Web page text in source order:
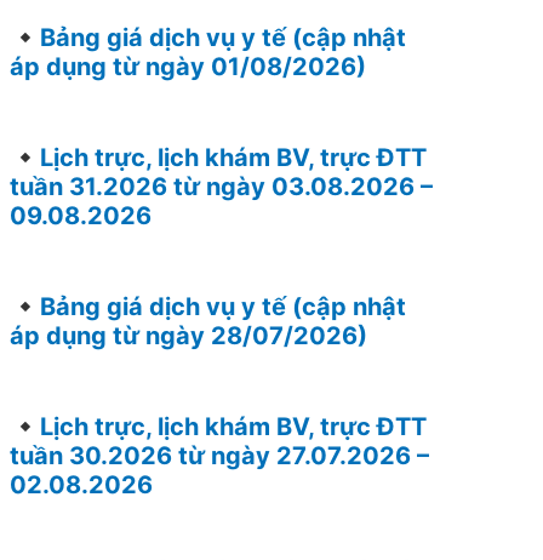
Bảng giá dịch vụ y tế (cập nhật
áp dụng từ ngày 01/08/2026)
Lịch trực, lịch khám BV, trực ĐTT
tuần 31.2026 từ ngày 03.08.2026 –
09.08.2026
Bảng giá dịch vụ y tế (cập nhật
áp dụng từ ngày 28/07/2026)
Lịch trực, lịch khám BV, trực ĐTT
tuần 30.2026 từ ngày 27.07.2026 –
02.08.2026